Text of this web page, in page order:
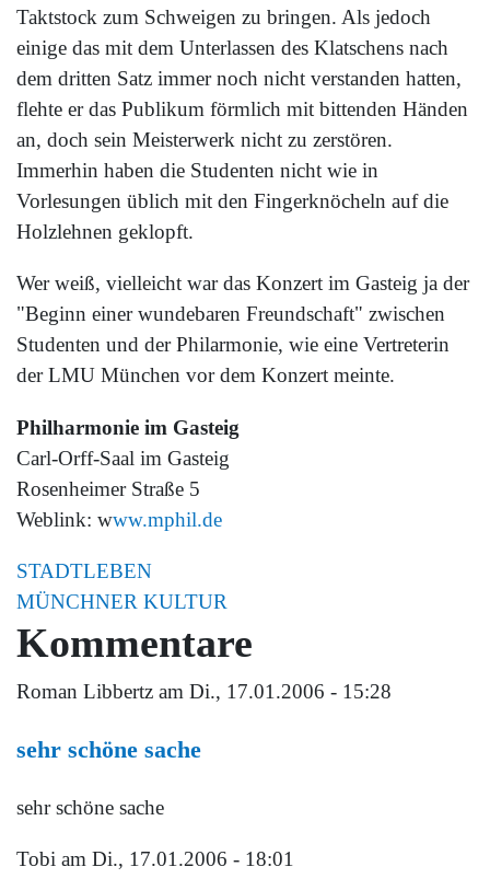
Taktstock zum Schweigen zu bringen. Als jedoch
einige das mit dem Unterlassen des Klatschens nach
dem dritten Satz immer noch nicht verstanden hatten,
flehte er das Publikum förmlich mit bittenden Händen
an, doch sein Meisterwerk nicht zu zerstören.
Immerhin haben die Studenten nicht wie in
Vorlesungen üblich mit den Fingerknöcheln auf die
Holzlehnen geklopft.
Wer weiß, vielleicht war das Konzert im Gasteig ja der
"Beginn einer wundebaren Freundschaft" zwischen
Studenten und der Philarmonie, wie eine Vertreterin
der LMU München vor dem Konzert meinte.
Philharmonie im Gasteig
Carl-Orff-Saal im Gasteig
Rosenheimer Straße 5
Weblink: www.mphil.de
STADTLEBEN
MÜNCHNER KULTUR
Kommentare
Roman Libbertz am Di., 17.01.2006 - 15:28
sehr schöne sache
sehr schöne sache
Tobi am Di., 17.01.2006 - 18:01